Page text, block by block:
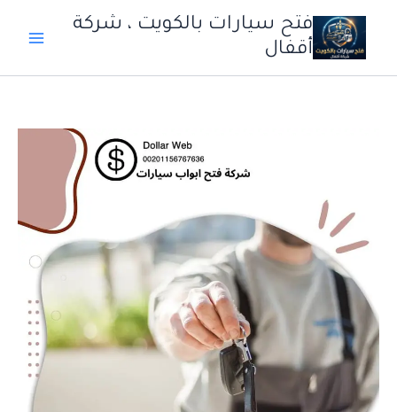
المحتوى
فتح سيارات بالكويت ، شركة
أقفال